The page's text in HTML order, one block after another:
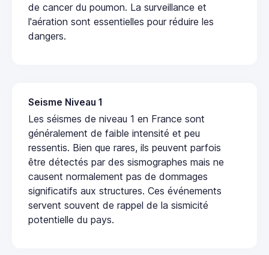
de cancer du poumon. La surveillance et
l'aération sont essentielles pour réduire les
dangers.
Seisme Niveau 1
Les séismes de niveau 1 en France sont
généralement de faible intensité et peu
ressentis. Bien que rares, ils peuvent parfois
être détectés par des sismographes mais ne
causent normalement pas de dommages
significatifs aux structures. Ces événements
servent souvent de rappel de la sismicité
potentielle du pays.